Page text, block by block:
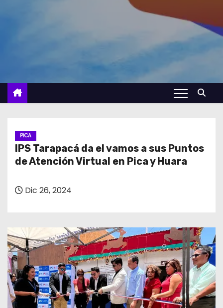
PICA
IPS Tarapacá da el vamos a sus Puntos
de Atención Virtual en Pica y Huara
Dic 26, 2024